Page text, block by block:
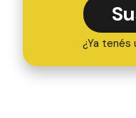
¿Ya tenés